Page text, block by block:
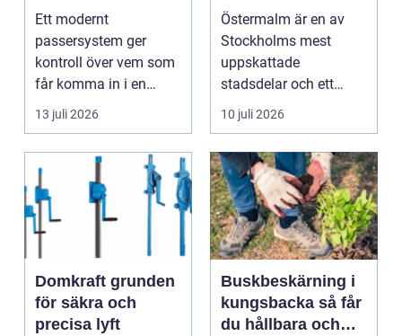
smidigare tillträde
Ett modernt
passersystem ger
kontroll över vem som
får komma in i en
byggnad, när de får
komma in oc...
13 juli 2026
matupplevelser i
en av Stockholms
mest attraktiva
stadsdelar
Östermalm är en av
Stockholms mest
uppskattade
stadsdelar och ett
självklart val f&ou...
10 juli 2026
Domkraft grunden
för säkra och
precisa lyft
Buskbeskärning i
kungsbacka så får
du hållbara och